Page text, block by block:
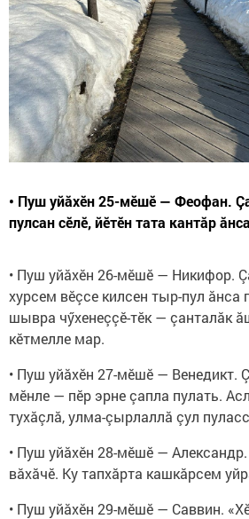
• Пуш уйăхӗн 25-мӗшӗ — Феофан.
пулсан сӗлӗ, йӗтӗн тата кантăр
• Пуш уйăхӗн 26-мӗшӗ — Никифор.
хурсем вӗçсе килсен тыр-пул ăнса
шывра чӳхенеççӗ-тӗк — çанталăк
кӗтмелле мар.
• Пуш уйăхӗн 27-мӗшӗ — Венедикт.
мӗнле — пӗр эрне çапла пулать.
тухăçлă, улма-çырлаллă çул
• Пуш уйăхӗн 28-мӗшӗ —
вăхăчӗ. Ку тапхăрта кашкăрсем
• Пуш уйăхӗн 29-мӗшӗ — Саввин.